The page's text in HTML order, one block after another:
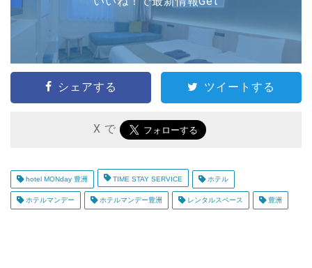
シェアする ツイートする
X で
hotel MONday 豊洲 TIME STAY SERVICE ホテル
ホテルマンデー ホテルマンデー豊洲 レンタルスペース 豊洲